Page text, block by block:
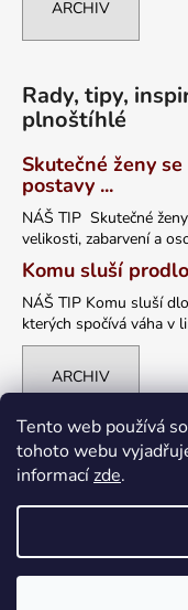
Tento web používá
tohoto webu
informacízde.
ARCHIV
Rady, tipy,
plnoštíhlé
Skutečné ženy
postavy ...
NÁŠ TIP Skutečné
velikosti, zabarvení a
Komu sluší
NÁŠ TIP Komu sluší
kterých spočívá váha v
ARCHIV